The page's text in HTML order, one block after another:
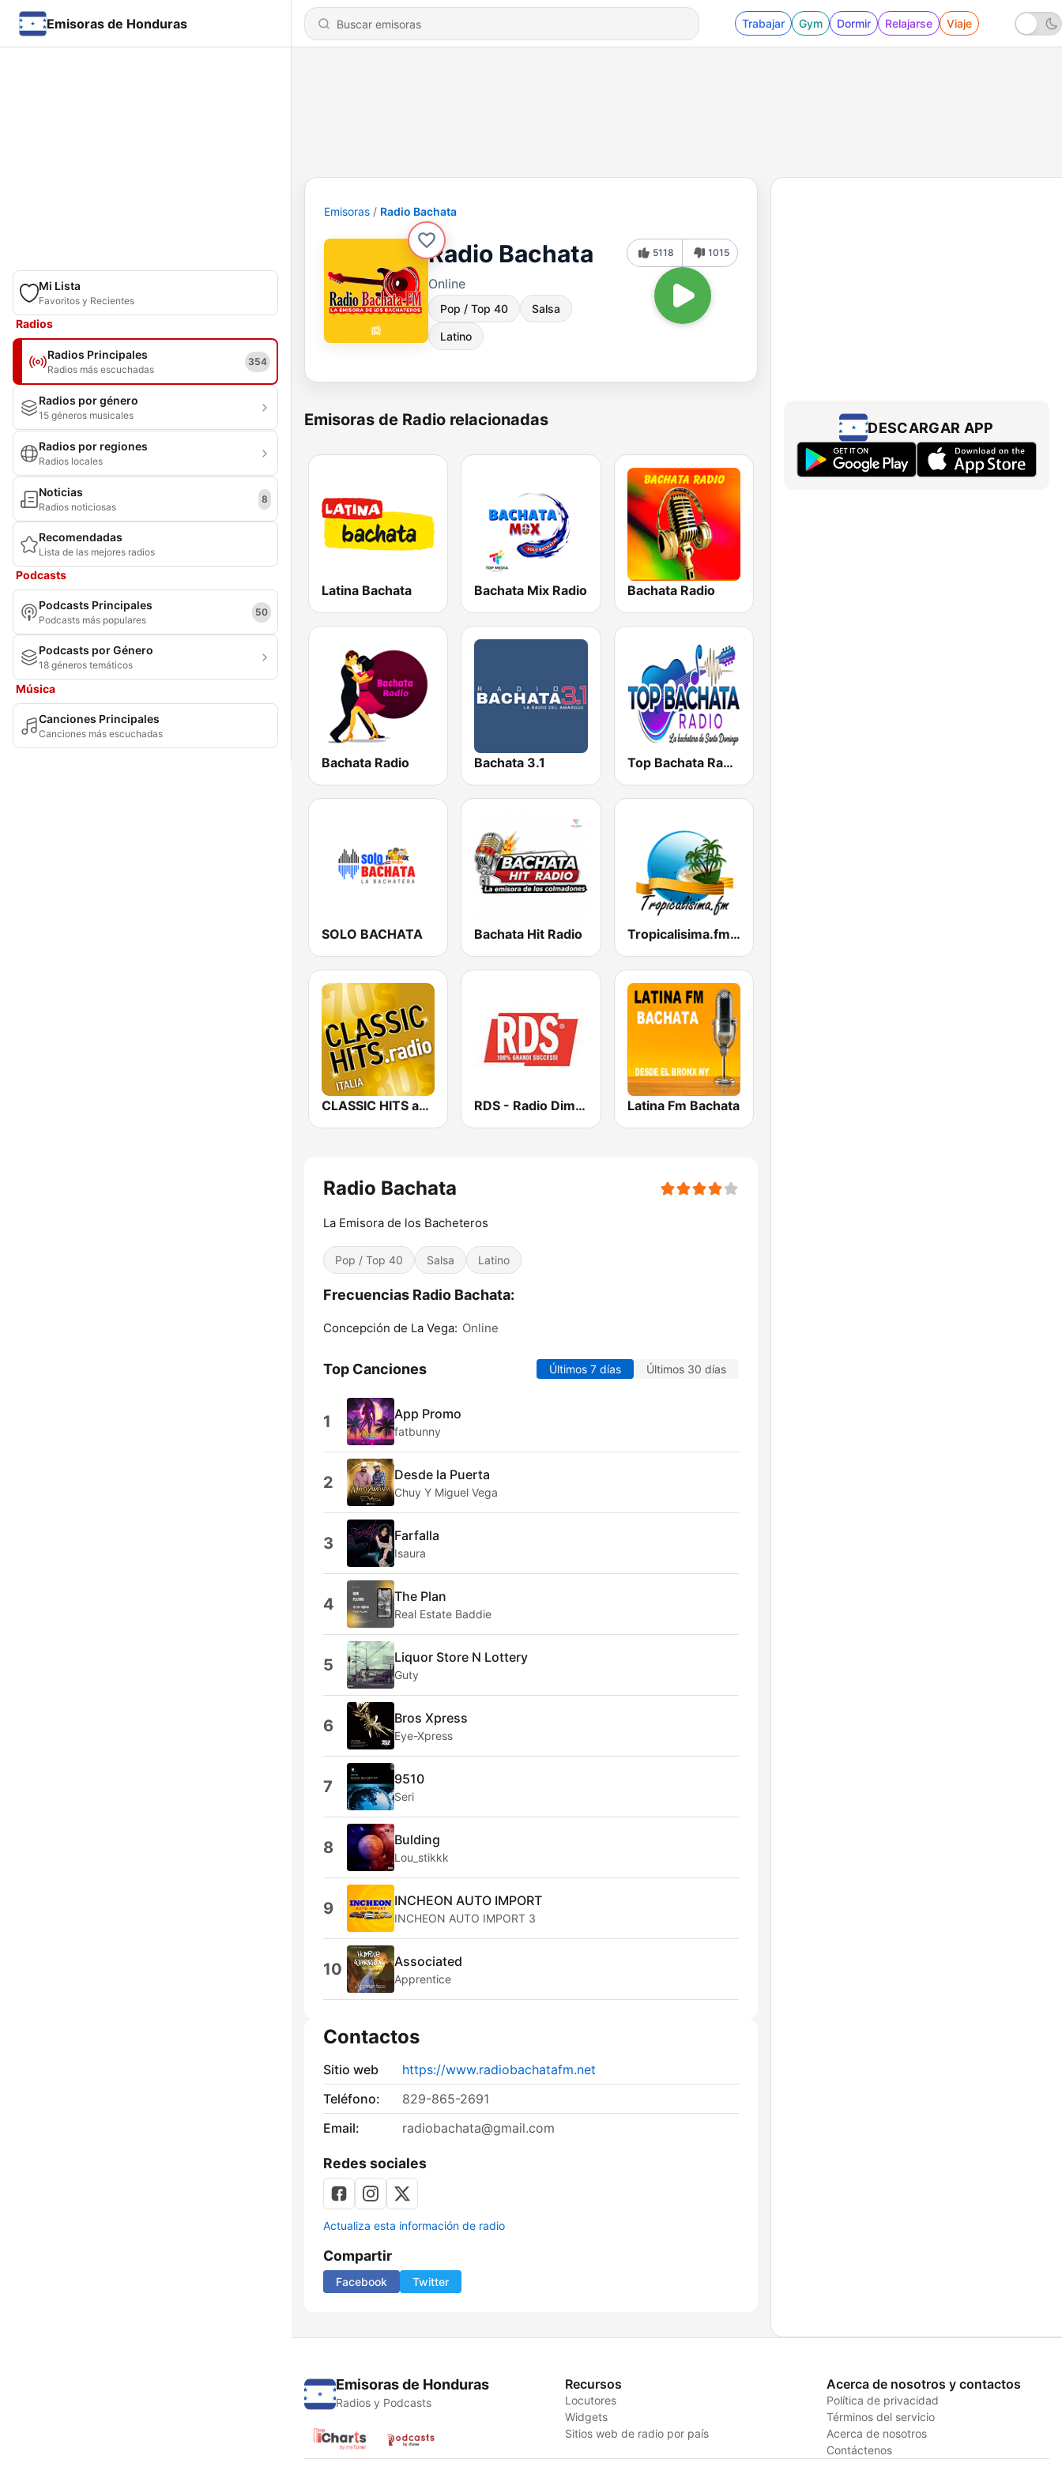
Emisoras de Honduras Trabajar Gym Dormir Relajarse Viaje
Mi Lista
Favoritos y Recientes
Radios
Radios Principales
Radios más escuchadas
354
Radios por género
15 géneros musicales
Radios por regiones
Radios locales
Noticias
Radios noticiosas
8
Recomendadas
Lista de las mejores radios
Podcasts
Podcasts Principales
Podcasts más populares
50
Podcasts por Género
18 géneros temáticos
Música
Canciones Principales
Canciones más escuchadas
Emisoras Radio Bachata
Radio Bachata
Online
Pop / Top 40 Salsa
Latino
5118 1015
Emisoras de Radio relacionadas
Latina Bachata Bachata Mix Radio Bachata Radio
Bachata Radio Bachata 3.1 Top Bachata Radio
SOLO BACHATA Bachata Hit Radio Tropicalisima.fm - Bachata
CLASSIC HITS anni 70 80 90 RDS - Radio Dimensione Suono Latina Fm Bachata
Radio Bachata
La Emisora de los Bacheteros
Pop / Top 40 Salsa Latino
Frecuencias Radio Bachata:
Concepción de La Vega: Online
Top Canciones Últimos 7 días Últimos 30 días
1 App Promo
fatbunny
2 Desde la Puerta
Chuy Y Miguel Vega
3 Farfalla
Isaura
4 The Plan
Real Estate Baddie
5 Liquor Store N Lottery
Guty
6 Bros Xpress
Eye-Xpress
7 9510
Seri
8 Bulding
Lou_stikkk
9 INCHEON AUTO IMPORT
INCHEON AUTO IMPORT 3
10 Associated
Apprentice
Contactos
Sitio web
https://www.radiobachatafm.net
Teléfono:
829-865-2691
Email:
radiobachata@gmail.com
Redes sociales
Actualiza esta información de radio
Compartir
Facebook Twitter
DESCARGAR APP
Emisoras de Honduras
Radios y Podcasts
Recursos
Locutores
Widgets
Sitios web de radio por país
Acerca de nosotros y contactos
Política de privacidad
Términos del servicio
Acerca de nosotros
Contáctenos